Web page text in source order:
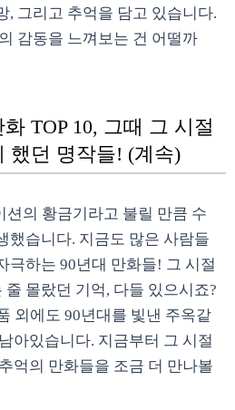
, 그리고 추억을 담고 있습니다.
감동을 느껴보는 건 어떨까
TOP 10, 그때 그 시절
했던 명작들! (계속)
션의 황금기라고 불릴 만큼 수
했습니다. 지금도 많은 사람들
극하는 90년대 만화들! 그 시절
몰랐던 기억, 다들 있으시죠?
외에도 90년대를 빛낸 주옥같
아있습니다. 지금부터 그 시절
억의 만화들을 조금 더 만나볼